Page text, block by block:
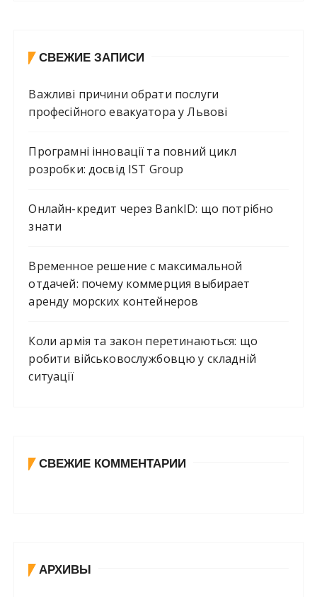
СВЕЖИЕ ЗАПИСИ
Важливі причини обрати послуги
професійного евакуатора у Львові
Програмні інновації та повний цикл
розробки: досвід IST Group
Онлайн-кредит через BankID: що потрібно
знати
Временное решение с максимальной
отдачей: почему коммерция выбирает
аренду морских контейнеров
Коли армія та закон перетинаються: що
робити військовослужбовцю у складній
ситуації
СВЕЖИЕ КОММЕНТАРИИ
АРХИВЫ